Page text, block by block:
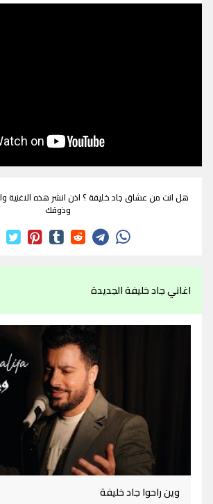
هل انت من عشاق جاد خليفة ؟ اذن انشر هذه
وذوقك
اغاني جاد خليفة الجديدة
وين راحوا جاد خليفة